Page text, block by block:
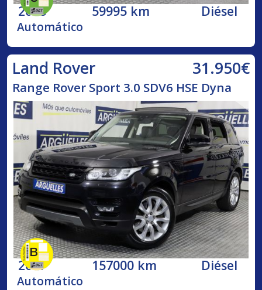
2018 59995 km Diésel
Automático
Land Rover 31.950€
Range Rover Sport 3.0 SDV6 HSE Dyna
2017 157000 km Diésel
Automático